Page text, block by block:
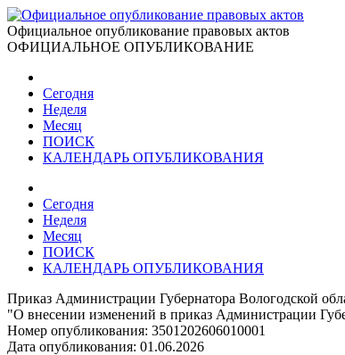
Официальное опубликование правовых актов
ОФИЦИАЛЬНОЕ ОПУБЛИКОВАНИЕ
Сегодня
Неделя
Месяц
ПОИСК
КАЛЕНДАРЬ ОПУБЛИКОВАНИЯ
Сегодня
Неделя
Месяц
ПОИСК
КАЛЕНДАРЬ ОПУБЛИКОВАНИЯ
Приказ Администрации Губернатора Вологодской
"О внесении изменений в приказ Администрации
Номер опубликования: 3501202606010001
Дата опубликования: 01.06.2026